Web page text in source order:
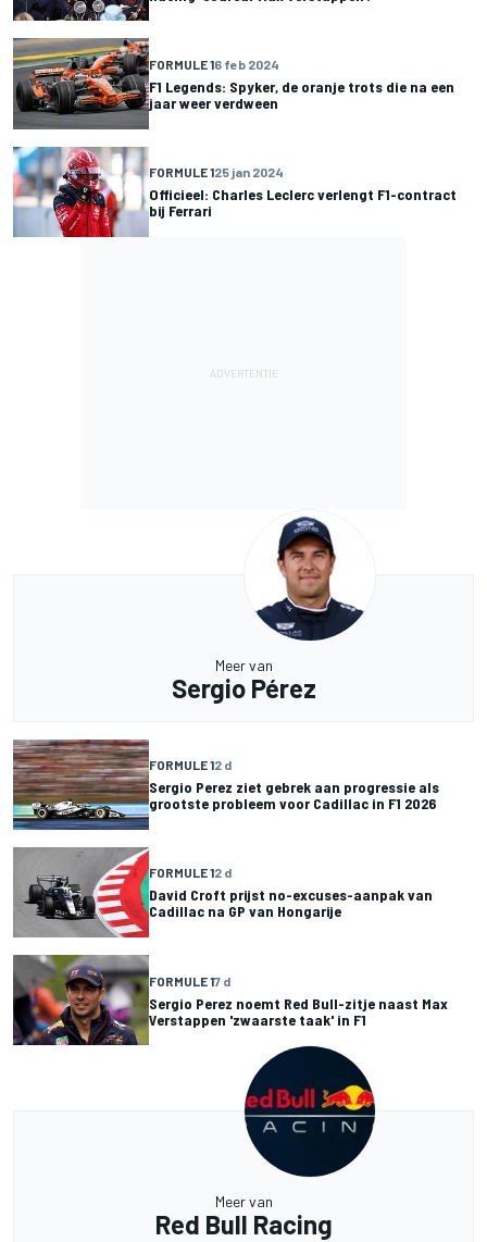
FORMULE 16 feb 2024
F1 Legends: Spyker, de oranje trots die na een
jaar weer verdween
FORMULE 125 jan 2024
Officieel: Charles Leclerc verlengt F1-contract
bij Ferrari
Meer van
Sergio Pérez
FORMULE 12 d
Sergio Perez ziet gebrek aan progressie als
grootste probleem voor Cadillac in F1 2026
FORMULE 12 d
David Croft prijst no-excuses-aanpak van
Cadillac na GP van Hongarije
FORMULE 17 d
Sergio Perez noemt Red Bull-zitje naast Max
Verstappen 'zwaarste taak' in F1
Meer van
Red Bull Racing